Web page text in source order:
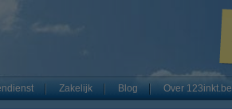
Zakelijk Blog Over 123inkt.be